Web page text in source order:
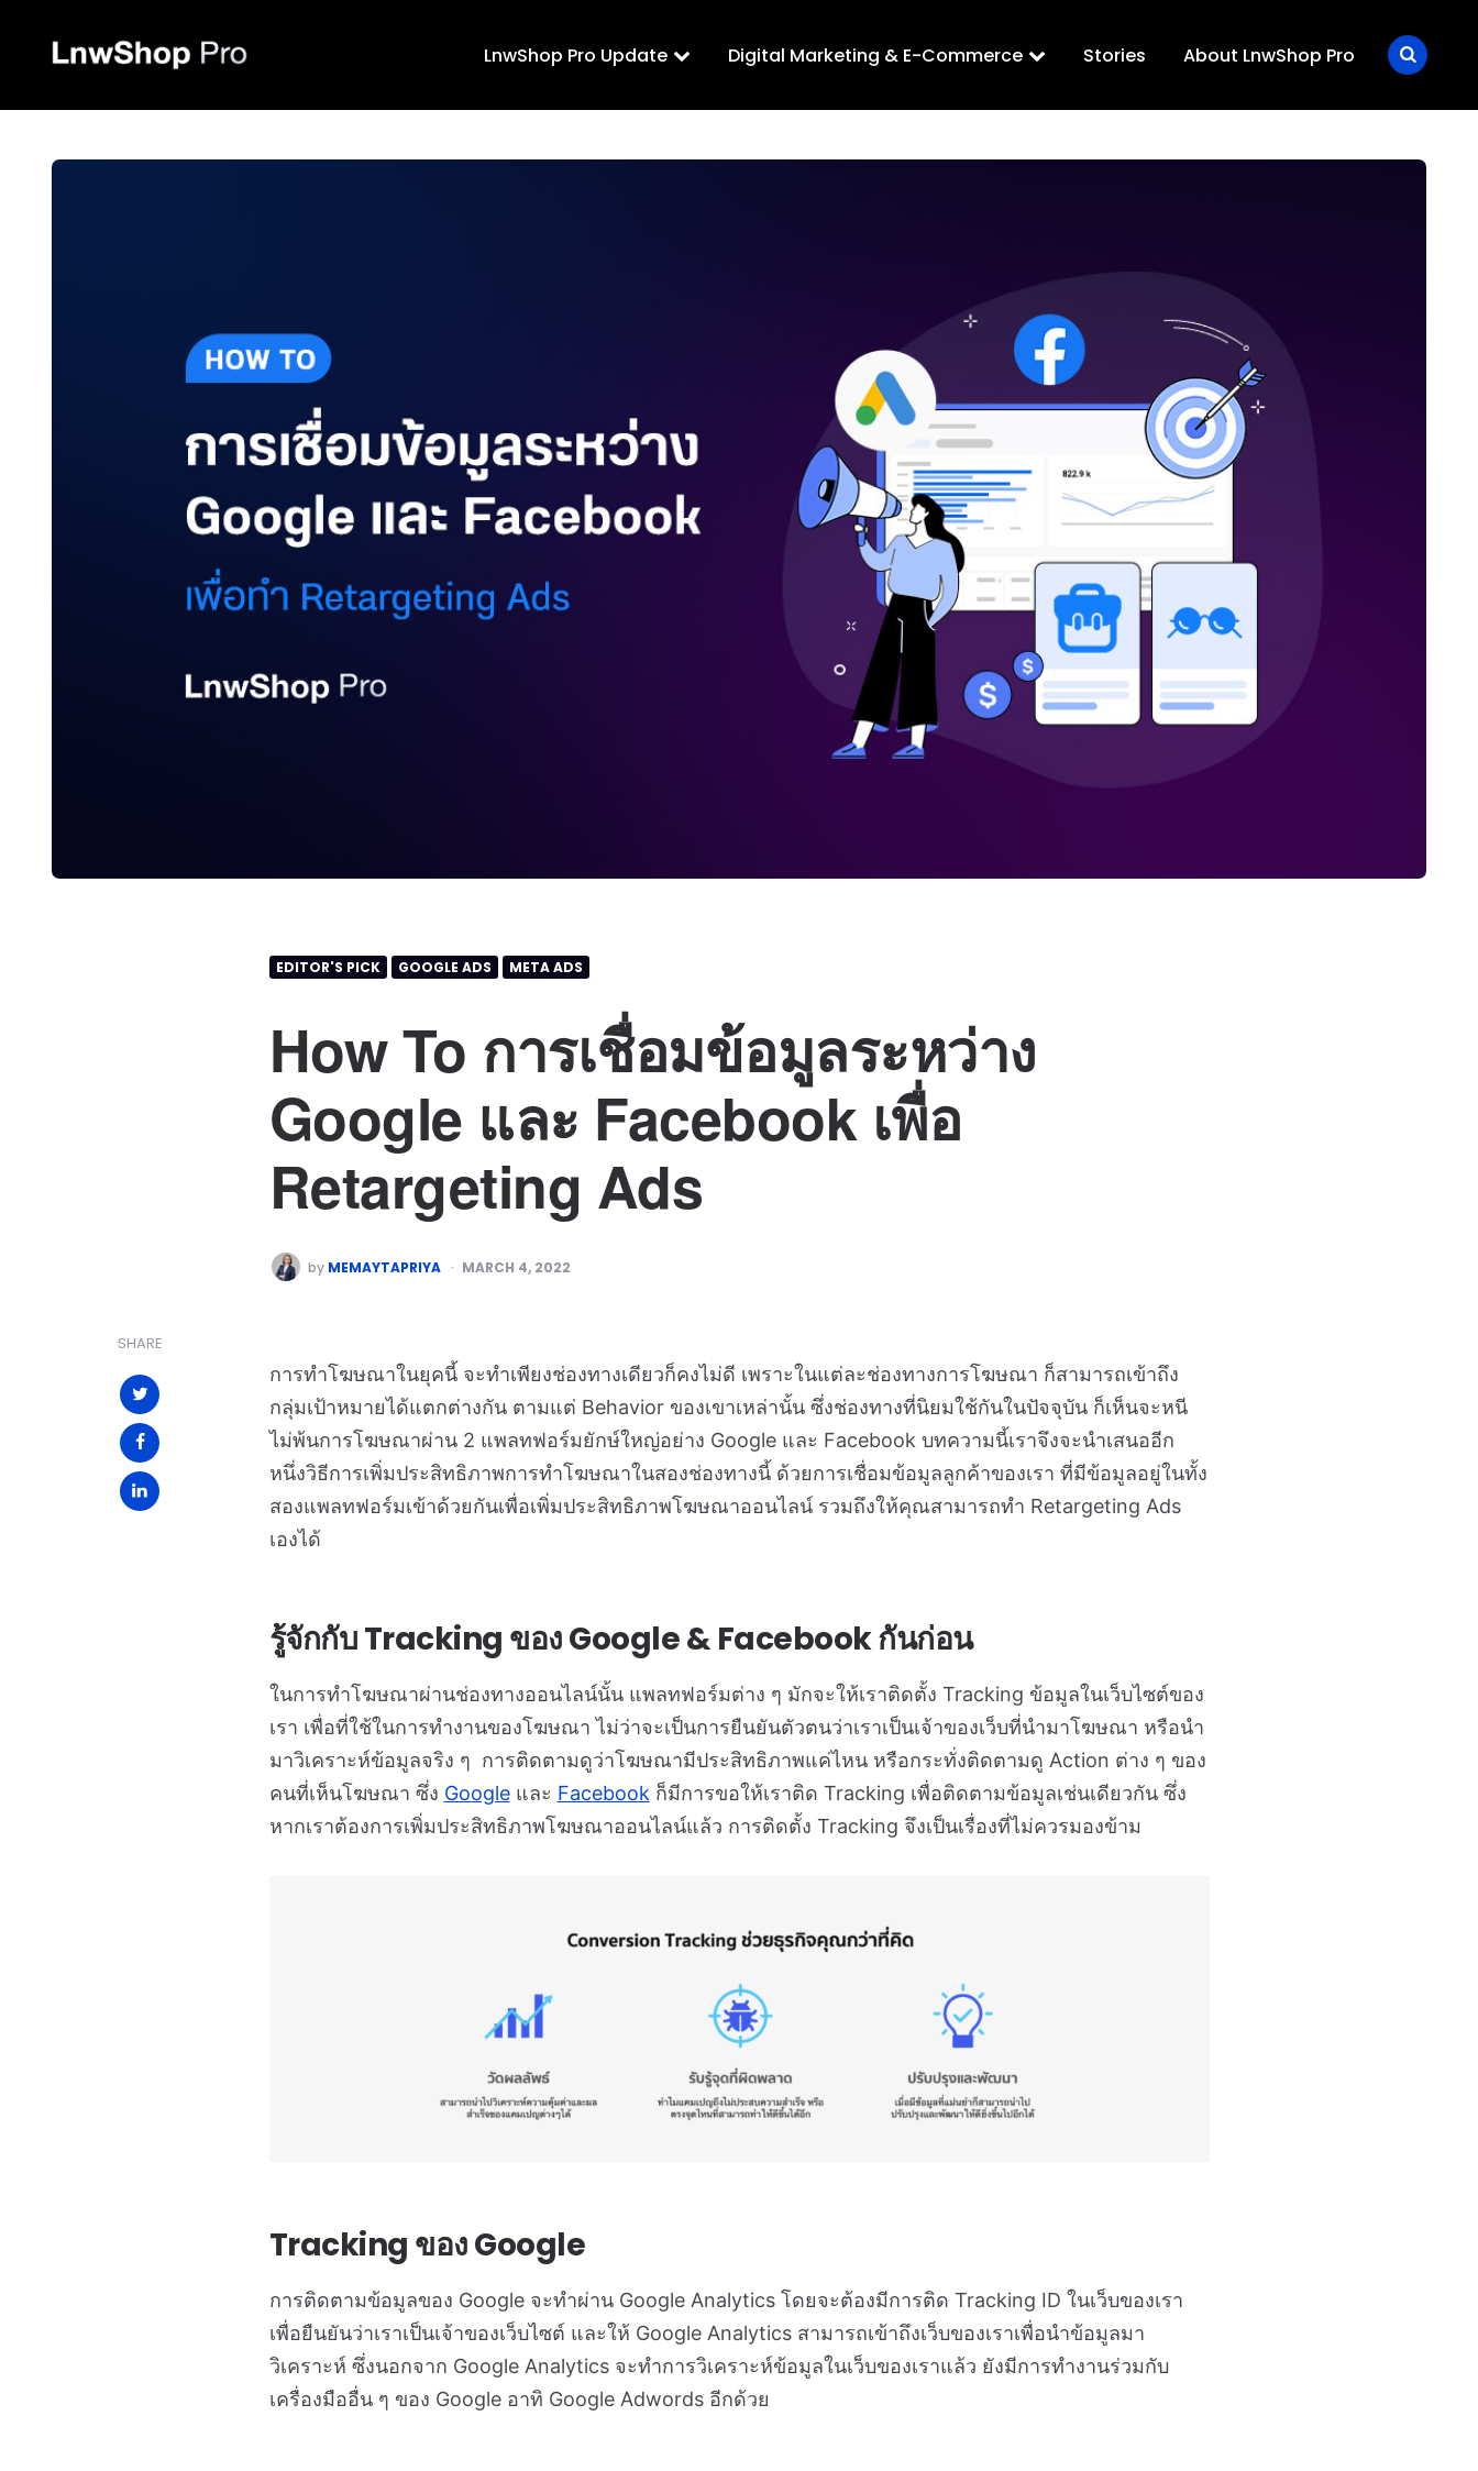
LnwShop Pro Update Digital Marketing & E-Commerce Stories About LnwShop Pro
EDITOR'S PICK GOOGLE ADS META ADS
How To การเชื่อมข้อมูลระหว่าง
Google และ Facebook เพื่อ
Retargeting Ads
by MEMAYTAPRIYA MARCH 4, 2022
SHARE
การทำโฆษณาในยุคนี้ จะทำเพียงช่องทางเดียวก็คงไม่ดี เพราะในแต่ละช่องทางการโฆษณา ก็สามารถเข้าถึง
กลุ่มเป้าหมายได้แตกต่างกัน ตามแต่ Behavior ของเขาเหล่านั้น ซึ่งช่องทางที่นิยมใช้กันในปัจจุบัน ก็เห็นจะหนี
ไม่พ้นการโฆษณาผ่าน 2 แพลทฟอร์มยักษ์ใหญ่อย่าง Google และ Facebook บทความนี้เราจึงจะนำเสนออีก
หนึ่งวิธีการเพิ่มประสิทธิภาพการทำโฆษณาในสองช่องทางนี้ ด้วยการเชื่อมข้อมูลลูกค้าของเรา ที่มีข้อมูลอยู่ในทั้ง
สองแพลทฟอร์มเข้าด้วยกันเพื่อเพิ่มประสิทธิภาพโฆษณาออนไลน์ รวมถึงให้คุณสามารถทำ Retargeting Ads
เองได้
รู้จักกับ Tracking ของ Google & Facebook กันก่อน
ในการทำโฆษณาผ่านช่องทางออนไลน์นั้น แพลทฟอร์มต่าง ๆ มักจะให้เราติดตั้ง Tracking ข้อมูลในเว็บไซต์ของ
เรา เพื่อที่ใช้ในการทำงานของโฆษณา ไม่ว่าจะเป็นการยืนยันตัวตนว่าเราเป็นเจ้าของเว็บที่นำมาโฆษณา หรือนำ
มาวิเคราะห์ข้อมูลจริง ๆ การติดตามดูว่าโฆษณามีประสิทธิภาพแค่ไหน หรือกระทั่งติดตามดู Action ต่าง ๆ ของ
คนที่เห็นโฆษณา ซึ่ง Googleและ Facebook ก็มีการขอให้เราติด Tracking เพื่อติดตามข้อมูลเช่นเดียวกัน ซึ่ง
หากเราต้องการเพิ่มประสิทธิภาพโฆษณาออนไลน์แล้ว การติดตั้ง Tracking จึงเป็นเรื่องที่ไม่ควรมองข้าม
Tracking ของ Google
การติดตามข้อมูลของ Google จะทำผ่าน Google Analytics โดยจะต้องมีการติด Tracking ID ในเว็บของเรา
เพื่อยืนยันว่าเราเป็นเจ้าของเว็บไซต์ และให้ Google Analytics สามารถเข้าถึงเว็บของเราเพื่อนำข้อมูลมา
วิเคราะห์ ซึ่งนอกจาก Google Analytics จะทำการวิเคราะห์ข้อมูลในเว็บของเราแล้ว ยังมีการทำงานร่วมกับ
เครื่องมืออื่น ๆ ของ Google อาทิ Google Adwords อีกด้วย